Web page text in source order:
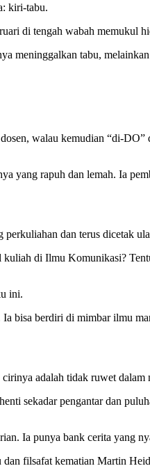
kiri-tabu.
di tengah wabah memukul
meninggalkan tabu,
walau kemudian “di-
yang rapuh dan lemah. Ia
perkuliahan dan terus dicetak
di Ilmu Komunikasi?
ini.
bisa berdiri di mimbar ilmu
adalah tidak ruwet dalam
sekadar pengantar dan
Ia punya bank cerita yang
dan filsafat kematian Martin